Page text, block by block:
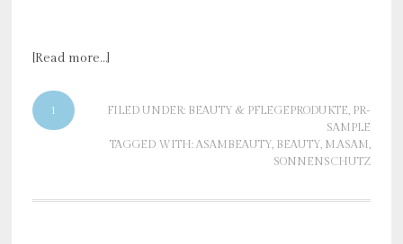
[Read more…]
1 FILED UNDER: BEAUTY & PFLEGEPRODUKTE, PR-
SAMPLE
TAGGED WITH:ASAMBEAUTY, BEAUTY, M.ASAM,
SONNENSCHUTZ